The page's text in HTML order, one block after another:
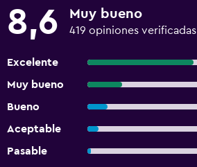
8,6 Muy bueno
419 opiniones verificadas
Excelente
Muy bueno
Bueno
Aceptable
Pasable